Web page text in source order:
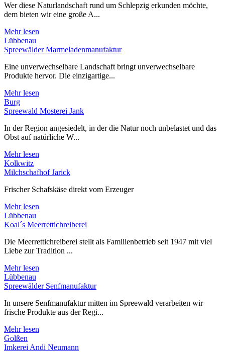
Wer diese Naturlandschaft rund um Schlepzig erkunden möchte,
dem bieten wir eine große A...
Mehr lesen
Lübbenau
Spreewälder Marmeladenmanufaktur
Eine unverwechselbare Landschaft bringt unverwechselbare
Produkte hervor. Die einzigartige...
Mehr lesen
Burg
Spreewald Mosterei Jank
In der Region angesiedelt, in der die Natur noch unbelastet und das
Obst auf natürliche W...
Mehr lesen
Kolkwitz
Milchschafhof Jarick
Frischer Schafskäse direkt vom Erzeuger
Mehr lesen
Lübbenau
Koal´s Meerrettichreiberei
Die Meerrettichreiberei stellt als Familienbetrieb seit 1947 mit viel
Liebe zur Tradition ...
Mehr lesen
Lübbenau
Spreewälder Senfmanufaktur
In unsere Senfmanufaktur mitten im Spreewald verarbeiten wir
frische Produkte aus der Regi...
Mehr lesen
Golßen
Imkerei Andi Neumann